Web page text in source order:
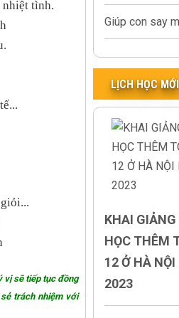
nhiệt tình.
vị sẽ tiếp tục đồng
trách nhiệm với
Giúp con say
LỊCH HỌC MỚI
KHAI GIẢNG
HỌC THÊM
12 Ở HÀ
2023